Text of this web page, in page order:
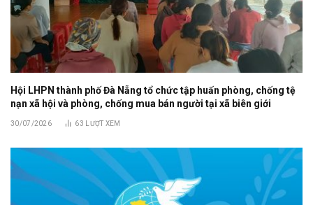
Hội LHPN thành phố Đà Nẵng tổ chức tập huấn phòng, chống tệ
nạn xã hội và phòng, chống mua bán người tại xã biên giới
30/07/2026 63 LƯỢT XEM